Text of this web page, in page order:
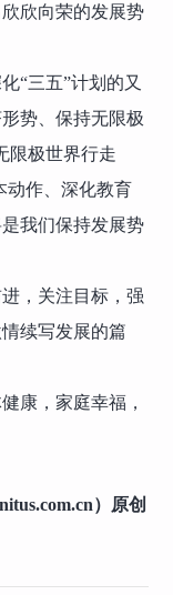
欣向荣的发展势
“三五”计划的又
势、保持无限极
限极世界行走
动作、深化教育
我们保持发展势
，关注目标，强
续写发展的篇
康，家庭幸福，
）原创